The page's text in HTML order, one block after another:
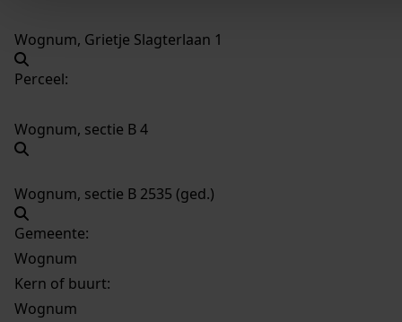
Wognum, Grietje Slagterlaan 1
Perceel:
Wognum, sectie B 4
Wognum, sectie B 2535 (ged.)
Gemeente:
Wognum
Kern of buurt:
Wognum